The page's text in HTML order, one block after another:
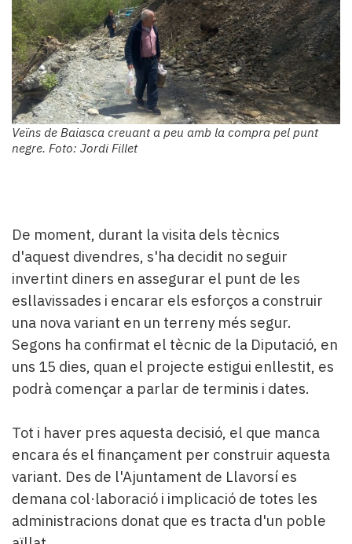
Veïns de Baiasca creuant a peu amb la compra pel punt
negre. Foto: Jordi Fillet
De moment, durant la visita dels tècnics
d'aquest divendres, s'ha decidit no seguir
invertint diners en assegurar el punt de les
esllavissades i encarar els esforços a construir
una nova variant en un terreny més segur.
Segons ha confirmat el tècnic de la Diputació, en
uns 15 dies, quan el projecte estigui enllestit, es
podrà començar a parlar de terminis i dates.
Tot i haver pres aquesta decisió, el que manca
encara és el finançament per construir aquesta
variant. Des de l'Ajuntament de Llavorsí es
demana col·laboració i implicació de totes les
administracions donat que es tracta d'un poble